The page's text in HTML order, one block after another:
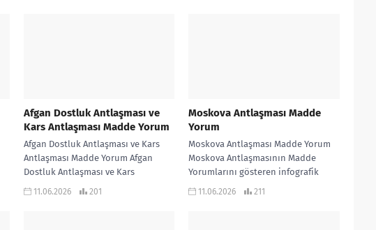
Afgan Dostluk Antlaşması ve
Kars Antlaşması Madde Yorum
Afgan Dostluk Antlaşması ve Kars
Antlaşması Madde Yorum Afgan
Dostluk Antlaşması ve Kars
Antlaşmasının Madde Yorumlarını
11.06.2026 201
Moskova Antlaşması Madde
Yorum
Moskova Antlaşması Madde Yorum
Moskova Antlaşmasının Madde
Yorumlarını gösteren infografik
çalışmadır… KONU ANLATIMLI
11.06.2026 211